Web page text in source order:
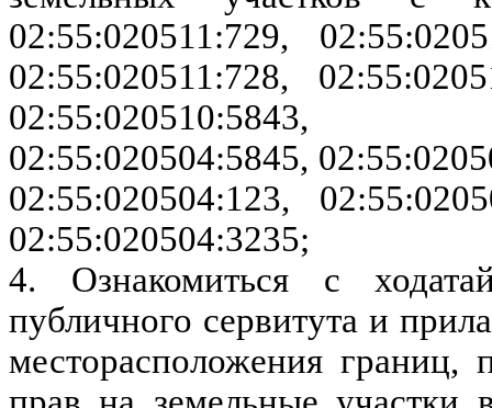
02:55:020511:729,
02:55:020511:728,
02:55:020510:5843,
02:55:020504:5845,
02:55:020504:123,
02:55:020504:3235;
4. Ознакомиться с
публичного сервитута и
месторасположения границ,